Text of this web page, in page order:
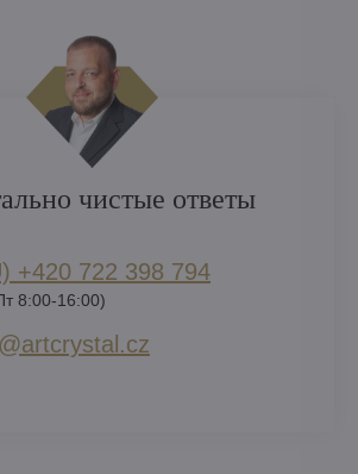
чистые ответы
+420 722 398 794​
8:00-16:00)